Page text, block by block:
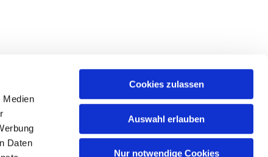
Medien
Daten
Cookies zulassen
Auswahl erlauben
Nur notwendige Cookies